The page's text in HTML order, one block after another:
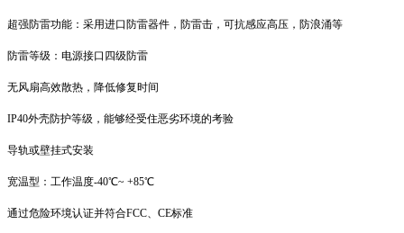
超强防雷功能：采用进口防雷器件，防雷击，可抗感应高压，防浪涌等
防雷等级：电源接口四级防雷
无风扇高效散热，降低修复时间
IP40外壳防护等级，能够经受住恶劣环境的考验
导轨或壁挂式安装
宽温型：工作温度-40℃~ +85℃
通过危险环境认证并符合FCC、CE标准